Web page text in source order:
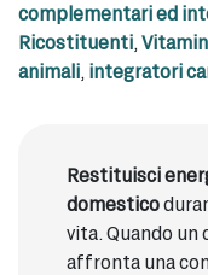
complementari ed
Ricostituenti,
animali, integratori
Restituisci
domestico
vita. Quando un
affronta una